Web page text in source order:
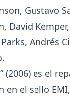
Gustavo
David
Andrés
(2006) es el
en el sello